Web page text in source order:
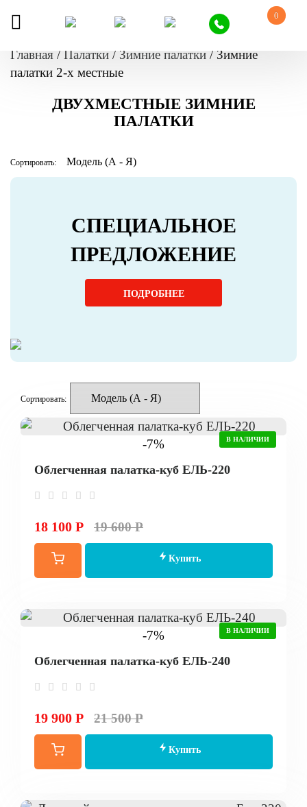
0
Главная / Палатки / Зимние палатки / Зимние
палатки 2-х местные
ДВУХМЕСТНЫЕ ЗИМНИЕ
ПАЛАТКИ
Сортировать:
СПЕЦИАЛЬНОЕ
ПРЕДЛОЖЕНИЕ
ПОДРОБНЕЕ
Сортировать:
-7% В НАЛИЧИИ
Облегченная палатка-куб ЕЛЬ-220
18 100 Р 19 600 Р
Купить
-7% В НАЛИЧИИ
Облегченная палатка-куб ЕЛЬ-240
19 900 Р 21 500 Р
Купить